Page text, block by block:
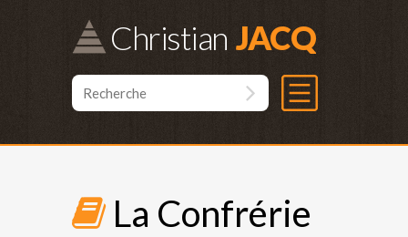
Christian
La Confrérie